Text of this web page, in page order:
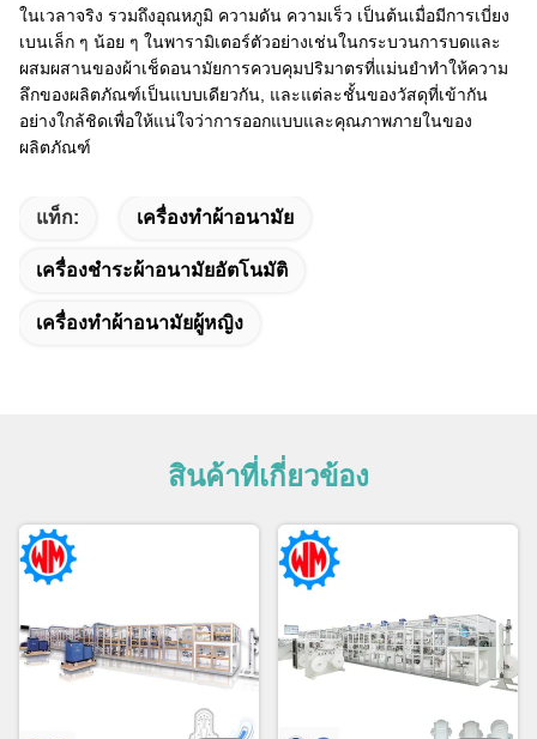
ในเวลาจริง รวมถึงอุณหภูมิ ความดัน ความเร็ว เป็นต้นเมื่อมีการเบี่ยง
เบนเล็ก ๆ น้อย ๆ ในพารามิเตอร์ตัวอย่างเช่นในกระบวนการบดและ
ผสมผสานของผ้าเช็ดอนามัยการควบคุมปริมาตรที่แม่นยําทําให้ความ
ลึกของผลิตภัณฑ์เป็นแบบเดียวกัน, และแต่ละชั้นของวัสดุที่เข้ากัน
อย่างใกล้ชิดเพื่อให้แน่ใจว่าการออกแบบและคุณภาพภายในของ
ผลิตภัณฑ์
แท็ก: เครื่องทําผ้าอนามัย
เครื่องชําระผ้าอนามัยอัตโนมัติ
เครื่องทําผ้าอนามัยผู้หญิง
สินค้าที่เกี่ยวข้อง